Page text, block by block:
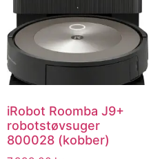
iRobot Roomba J9+
robotstøvsuger
800028 (kobber)